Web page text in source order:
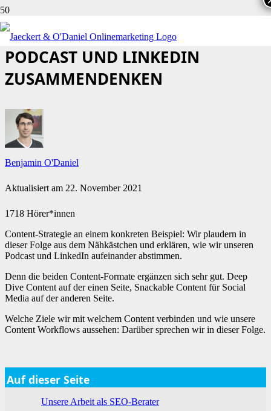
CONTENT-STRATEGIE: WIE WIR
PODCAST UND LINKEDIN
ZUSAMMENDENKEN
Benjamin O'Daniel
Aktualisiert am 22. November 2021
1718 Hörer*innen
Content-Strategie an einem konkreten Beispiel: Wir plaudern in
dieser Folge aus dem Nähkästchen und erklären, wie wir unseren
Podcast und LinkedIn aufeinander abstimmen.
Denn die beiden Content-Formate ergänzen sich sehr gut. Deep
Dive Content auf der einen Seite, Snackable Content für Social
Media auf der anderen Seite.
Welche Ziele wir mit welchem Content verbinden und wie unsere
Content Workflows aussehen: Darüber sprechen wir in dieser Folge.
Auf dieser Seite
Unsere Arbeit als SEO-Berater